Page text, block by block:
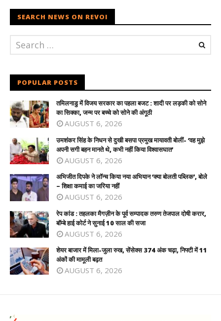
SEARCH NEWS ON REVOI
POPULAR POSTS
तमिलनाडु में विजय सरकार का पहला बजट : शादी पर लड़की को सोने
का सिक्का, जन्म पर बच्चे को सोने की अंगूठी
AUGUST 6, 2026
उमशंकर सिंह के निधन से दुखी बसपा प्रमुख मायावती बोलीं- ‘वह मुझे
अपनी सगी बहन मानते थे, कभी नहीं किया विश्वासघात’
AUGUST 6, 2026
अभिजीत दिपके ने लॉन्च किया नया अभियान ‘क्या बोलती पब्लिक’, बोले
– शिक्षा कमाई का जरिया नहीं
AUGUST 6, 2026
रेप कांड : तहलका मैगज़ीन के पूर्व सम्पादक तरुण तेजपाल दोषी करार,
बॉम्बे हाई कोर्ट ने सुनाई 10 साल की सजा
AUGUST 6, 2026
शेयर बाजार में मिला-जुला रुख, सेंसेक्स 374 अंक चढ़ा, निफ्टी में 11
अंकों की मामूली बढ़त
AUGUST 6, 2026